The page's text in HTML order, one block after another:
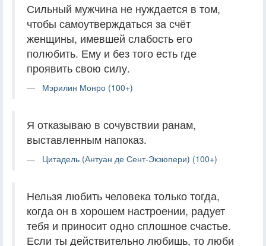
Сильный мужчина не нуждается в том,
чтобы самоутверждаться за счёт
женщины, имевшей слабость его
полюбить. Ему и без того есть где
проявить свою силу.
Мэрилин Монро (100+)
Я отказываю в сочувствии ранам,
выставленным напоказ.
Цитадель (Антуан де Сент-Экзюпери) (100+)
Нельзя любить человека только тогда,
когда он в хорошем настроении, радует
тебя и приносит одно сплошное счастье.
Если ты действительно любишь, то люби